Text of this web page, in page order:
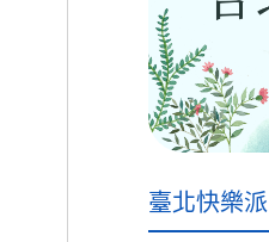
臺北快樂派